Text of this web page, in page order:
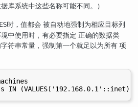
库系统中这些名称可能不同。）
时，值都会 被自动地强制为相应目标列
中使用时，有必要指定 正确的数据类
符串常量，强制第一个就足以为所有 项